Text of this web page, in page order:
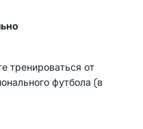
тренироваться от
футбола (в